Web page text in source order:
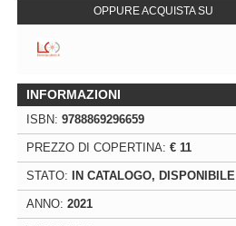
OPPURE ACQUISTA SU
INFORMAZIONI
ISBN: 9788869296659
PREZZO DI COPERTINA: € 11
STATO: IN CATALOGO, DISPONIBILE
ANNO: 2021